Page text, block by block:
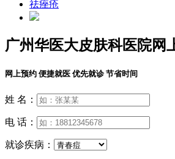
祛痤疮
广州华医大皮肤科医院网
网上预约 便捷就医 优先就诊 节省时间
姓 名：
电 话：
就诊疾病：